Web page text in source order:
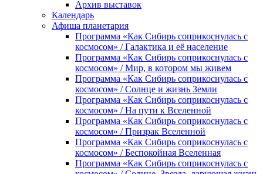
Архив выставок
Календарь
Афиша планетария
Программа «Как Сибирь соприкоснулась с
космосом» / Галактика и её население
Программа «Как Сибирь соприкоснулась с
космосом» / Мир, в котором мы живем
Программа «Как Сибирь соприкоснулась с
космосом» / Солнце и жизнь Земли
Программа «Как Сибирь соприкоснулась с
космосом» / На пути к Вселенной
Программа «Как Сибирь соприкоснулась с
космосом» / Призрак Вселенной
Программа «Как Сибирь соприкоснулась с
космосом» / Беспокойная Вселенная
Программа «Как Сибирь соприкоснулась с